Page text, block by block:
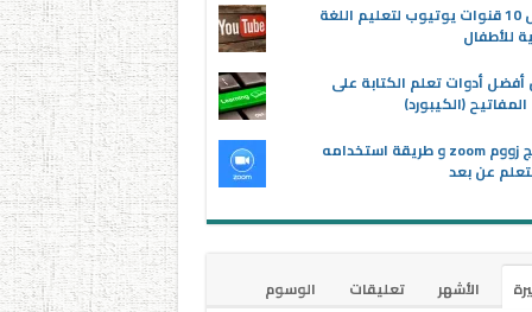
أفضل 10 قنوات يوتيوب لتعليم اللغة
للأطفال
أفضل أدوات تعلم الكتابة على
(الكيبورد)
برنامج زووم zoom و طريقة استخدامه
عن بعد
الأشهر تعليقات
الوسوم